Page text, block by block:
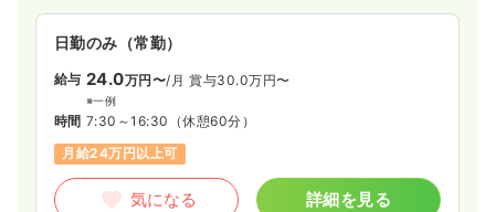
日勤のみ（常勤）
給与 24.0万円〜/月 賞与30.0万円〜
※一例
時間 7:30～16:30 （休憩60分）
月給24万円以上可
気になる 詳細を見る